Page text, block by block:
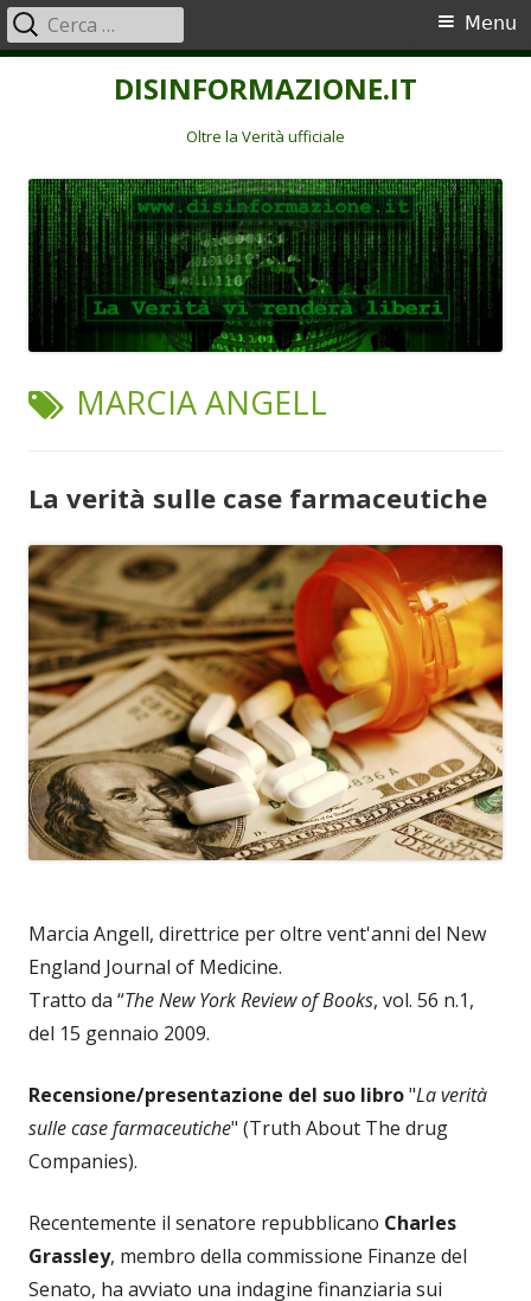
DISINFORMAZIONE.IT
Oltre la Verità ufficiale
Menu
principale
Menu
Ricerca
per:
TAG:
MARCIA ANGELL
La verità sulle case farmaceutiche
Marcia Angell, direttrice per oltre vent'anni del New
England Journal of Medicine.
Tratto da “The New York Review of Books, vol. 56 n.1,
del 15 gennaio 2009.
Recensione/presentazione del suo libro"La verità
sulle case farmaceutiche" (Truth About The drug
Companies).
Recentemente il senatore repubblicano Charles
Grassley, membro della commissione Finanze del
Senato, ha avviato una indagine finanziaria sui